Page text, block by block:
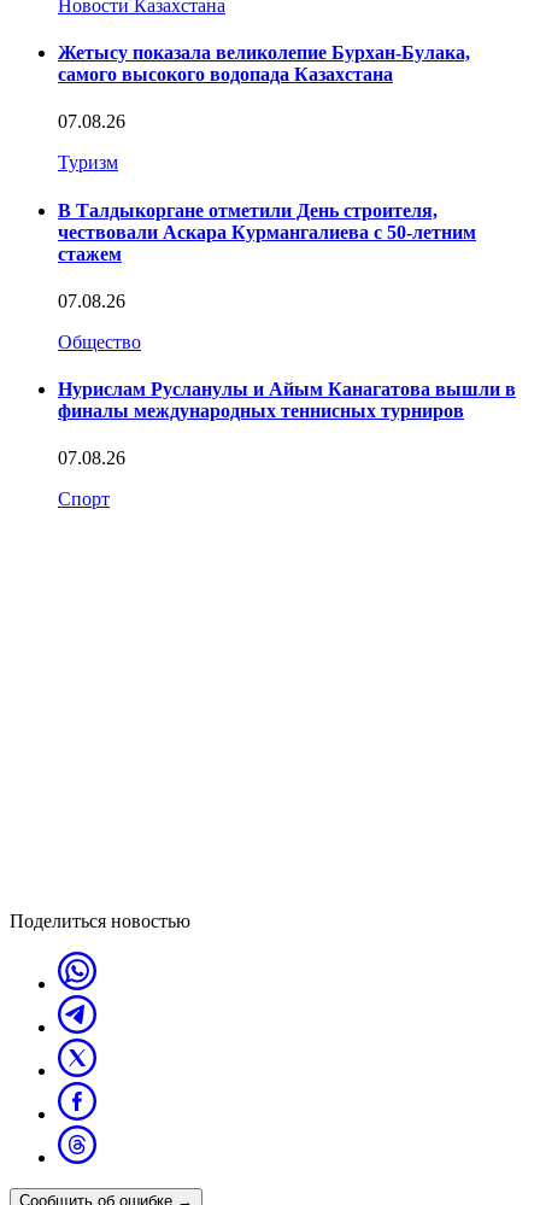
Новости Казахстана
Жетысу показала великолепие Бурхан-Булака,
самого высокого водопада Казахстана
07.08.26
Туризм
В Талдыкоргане отметили День строителя,
чествовали Аскара Курмангалиева с 50-летним
стажем
07.08.26
Общество
Нурислам Русланулы и Айым Канагатова вышли в
финалы международных теннисных турниров
07.08.26
Спорт
Поделиться новостью
Сообщить об ошибке →